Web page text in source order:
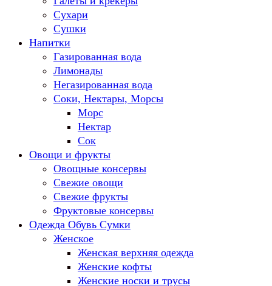
Сухари
Сушки
Напитки
Газированная вода
Лимонады
Негазированная вода
Соки, Нектары, Морсы
Морс
Нектар
Сок
Овощи и фрукты
Овощные консервы
Свежие овощи
Свежие фрукты
Фруктовые консервы
Одежда Обувь Сумки
Женское
Женская верхняя одежда
Женские кофты
Женские носки и трусы